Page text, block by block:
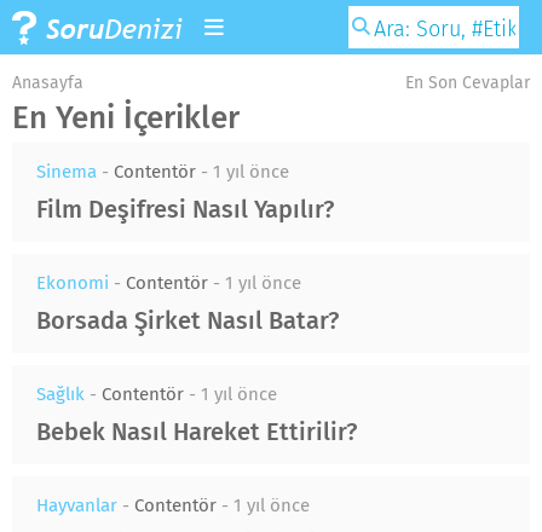
Anasayfa En Son Cevaplar
En Yeni İçerikler
Sinema - Contentör - 1 yıl önce
Film Deşifresi Nasıl Yapılır?
Ekonomi - Contentör - 1 yıl önce
Borsada Şirket Nasıl Batar?
Sağlık - Contentör - 1 yıl önce
Bebek Nasıl Hareket Ettirilir?
Hayvanlar - Contentör - 1 yıl önce